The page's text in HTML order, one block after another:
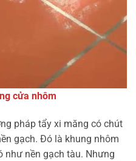
cửa nhôm
pháp tẩy xi măng có chút
gạch. Đó là khung nhôm
như nền gạch tàu. Nhưng